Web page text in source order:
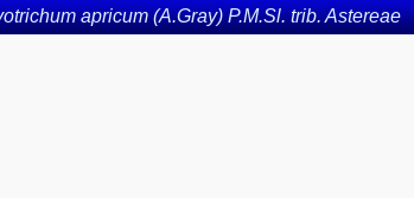
apricum (A.Gray) P.M.Sl. trib. Astereae